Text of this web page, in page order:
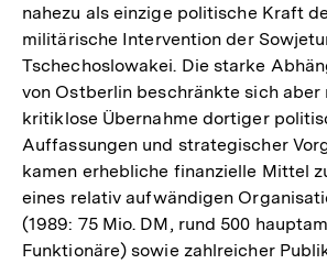
nahezu als einzige politische Kraft
militärische Intervention der
Tschechoslowakei. Die starke
von Ostberlin beschränkte sich aber
kritiklose Übernahme dortiger
Auffassungen und strategischer
kamen erhebliche finanzielle Mittel
eines relativ aufwändigen
(1989: 75 Mio. DM, rund 500
Funktionäre) sowie zahlreicher